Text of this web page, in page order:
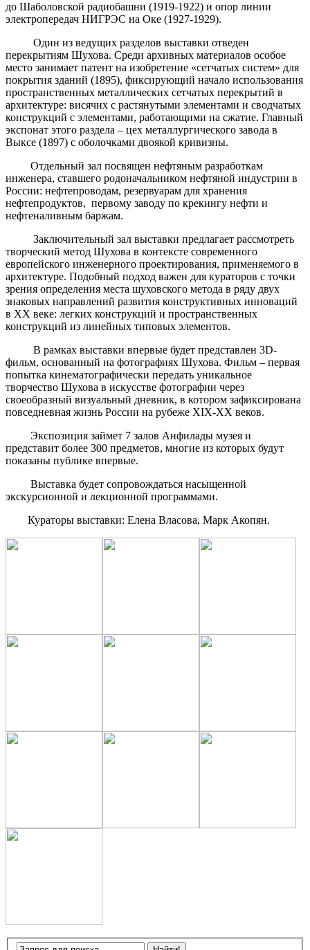
до Шаболовской радиобашни (1919-1922) и опор линии
электропередач НИГРЭС на Оке (1927-1929).
Один из ведущих разделов выставки отведен
перекрытиям Шухова. Среди архивных материалов особое
место занимает патент на изобретение «сетчатых систем» для
покрытия зданий (1895), фиксирующий начало использования
пространственных металлических сетчатых перекрытий в
архитектуре: висячих с растянутыми элементами и сводчатых
конструкций с элементами, работающими на сжатие. Главный
экспонат этого раздела – цех металлургического завода в
Выксе (1897) с оболочками двоякой кривизны.
Отдельный зал посвящен нефтяным разработкам
инженера, ставшего родоначальником нефтяной индустрии в
России: нефтепроводам, резервуарам для хранения
нефтепродуктов, первому заводу по крекингу нефти и
нефтеналивным баржам.
Заключительный зал выставки предлагает рассмотреть
творческий метод Шухова в контексте современного
европейского инженерного проектирования, применяемого в
архитектуре. Подобный подход важен для кураторов с точки
зрения определения места шуховского метода в ряду двух
знаковых направлений развития конструктивных инноваций
в ХХ веке: легких конструкций и пространственных
конструкций из линейных типовых элементов.
В рамках выставки впервые будет представлен 3D-
фильм, основанный на фотографиях Шухова. Фильм – первая
попытка кинематографически передать уникальное
творчество Шухова в искусстве фотографии через
своеобразный визуальный дневник, в котором зафиксирована
повседневная жизнь России на рубеже XIX-ХХ веков.
Экспозиция займет 7 залов Анфилады музея и
представит более 300 предметов, многие из которых будут
показаны публике впервые.
Выставка будет сопровождаться насыщенной
экскурсионной и лекционной программами.
Кураторы выставки: Елена Власова, Марк Акопян.